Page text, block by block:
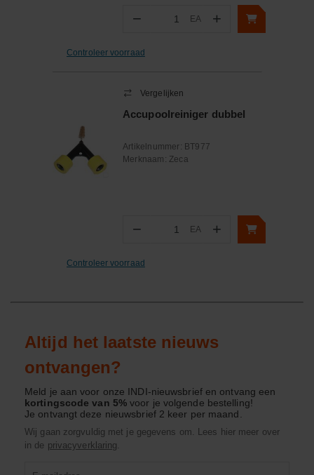
− Aantal
EA +
Controleer voorraad
Vergelijken
Accupoolreiniger dubbel
Artikelnummer: BT977
Merknaam: Zeca
− Aantal
EA +
Controleer voorraad
Altijd het laatste nieuws
ontvangen?
Meld je aan voor onze INDI-nieuwsbrief en ontvang een
kortingscode van 5%voor je volgende bestelling!
Je ontvangt deze nieuwsbrief 2 keer per maand.
Wij gaan zorgvuldig met je gegevens om. Lees hier meer over
in de privacyverklaring.